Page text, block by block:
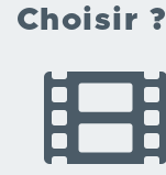
Choisir ?